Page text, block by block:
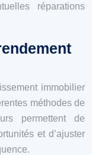
réparations
immobilier
méthodes de
permettent de
et d’ajuster